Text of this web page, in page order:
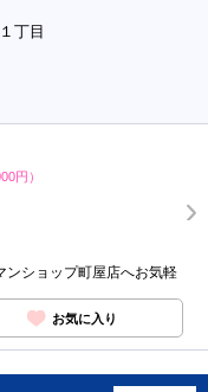
丁目
円）
ンショップ町屋店へお気軽
お気に入り